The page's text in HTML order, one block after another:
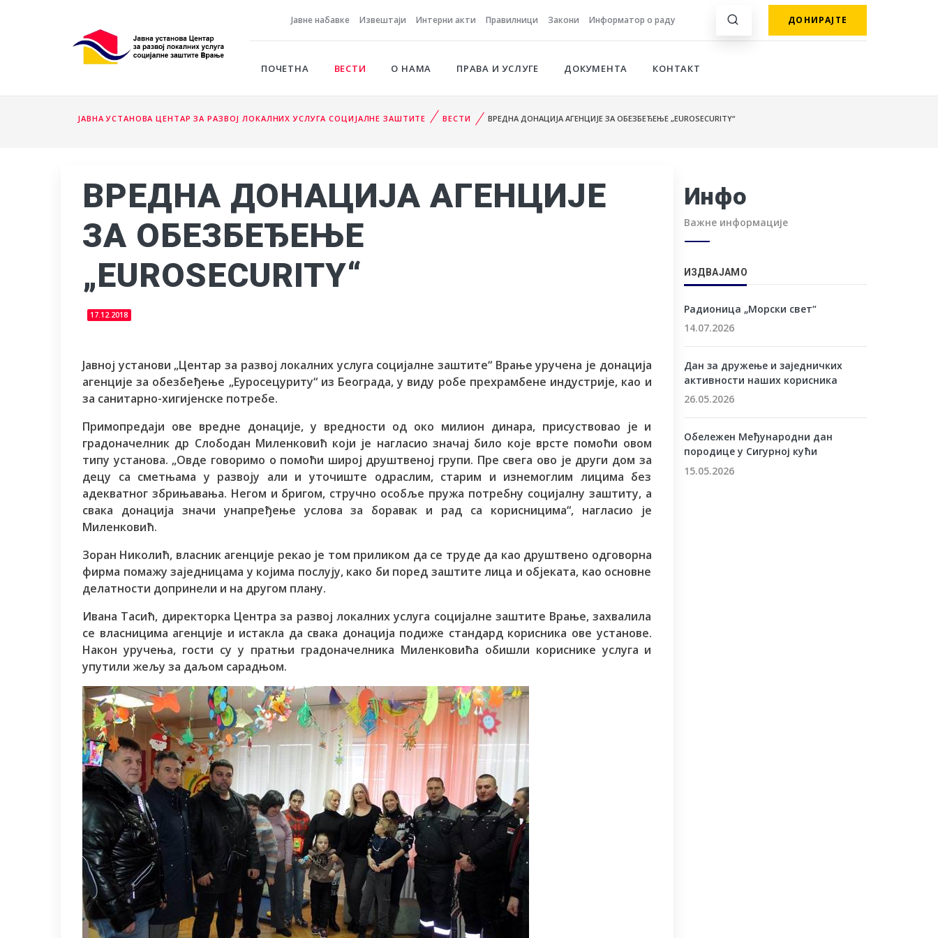
Јавне набавке Извештаји Интерни акти Правилници Закони Информатор о раду ДОНИРАЈТЕ
ПОЧЕТНА ВЕСТИ О НАМА ПРАВА И УСЛУГЕ ДОКУМЕНТА КОНТАКТ
ЈАВНА УСТАНОВА ЦЕНТАР ЗА РАЗВОЈ ЛОКАЛНИХ УСЛУГА СОЦИЈАЛНЕ ЗАШТИТЕ ВЕСТИ ВРЕДНА ДОНАЦИЈА АГЕНЦИЈЕ ЗА ОБЕЗБЕЂЕЊЕ „EUROSECURITY“
ВРЕДНА ДОНАЦИЈА АГЕНЦИЈЕ
ЗА ОБЕЗБЕЂЕЊЕ
„EUROSECURITY“
17.12.2018
Јавној установи „Центар за развој локалних услуга социјалне заштите“ Врање уручена је донација
агенције за обезбеђење „Еуросецуритy“ из Београда, у виду робе прехрамбене индустрије, као и
за санитарно-хигијенске потребе.
Примопредаји ове вредне донације, у вредности од око милион динара, присуствовао је и
градоначелник др Слободан Миленковић који је нагласио значај било које врсте помоћи овом
типу установа. „Овде говоримо о помоћи широј друштвеној групи. Пре свега ово је други дом за
децу са сметњама у развоју али и уточиште одраслим, старим и изнемоглим лицима без
адекватног збрињавања. Негом и бригом, стручно особље пружа потребну социјалну заштиту, а
свака донација значи унапређење услова за боравак и рад са корисницима“, нагласио је
Миленковић.
Зоран Николић, власник агенције рекао је том приликом да се труде да као друштвено одговорна
фирма помажу заједницама у којима послују, како би поред заштите лица и објеката, као основне
делатности допринели и на другом плану.
Ивана Тасић, директорка Центра за развој локалних услуга социјалне заштите Врање, захвалила
се власницима агенције и истакла да свака донација подиже стандард корисника ове установе.
Након уручења, гости су у пратњи градоначелника Миленковића обишли кориснике услуга и
упутили жељу за даљом сарадњом.
Инфо
Важне информације
ИЗДВАЈАМО
Радионица „Морски свет“
14.07.2026
Дан за дружење и заједничких
активности наших корисника
26.05.2026
Обележен Међународни дан
породице у Сигурној кући
15.05.2026